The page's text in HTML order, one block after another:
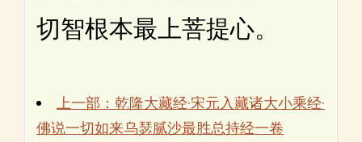
切智根本最上菩提心。
上一部：乾隆大藏经·宋元入藏诸大小乘经·
佛说一切如来乌瑟腻沙最胜总持经一卷